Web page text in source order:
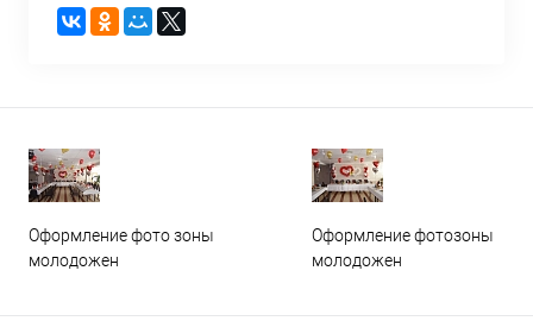
Оформление фото зоны
молодожен
Оформление фотозоны
молодожен